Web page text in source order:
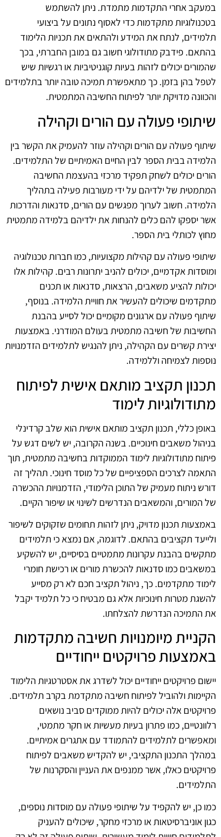
במעקב אחרי התקדמות מתמדת. ניתן להשתמש
בטכנולוגיות מתקדמות כדי לאסוף נתונים על ביצועי
תלמידים, לנתח את המידע ולהתאים את תכניות הלימוד
בהתאם. פידבק מתודולוגי חשוב גם במובן החברתי, בכך
שהמורים יכולים לזהות בעיות קוגניטיביות או רגשיות שיש
לטפל בהן בזמן. כך מתאפשרת תמיכה טובה יותר בתלמידים
והכוונה מדויקת יותר לפיתוח החשיבה המתמטית.
שיתופי פעולה עם הורים וקהילה
שיתוף פעולה עם הורים וקהילה עוזר להעמיק את הקשר בין
הלמידה בבית הספר לבין החיים האמיתיים של התלמידים.
הורים יכולים לשחק תפקיד מרכזי בהעצמת החשיבה
המתמטית של ילדיהם על ידי מעורבות פעילה בתהליך
הלמידה. חשוב לערוך מפגשים עם הורים, סדנאות והדרכות
אשר יספקו להם כלים להנחות את ילדיהם בלמידה מתמטית
מחוץ לכותלי בית הספר.
שיתופי פעולה עם קהילות מקצועיות, כמו חברות טכנולוגיה
ומוסדות אקדמיים, יכולים להניב יתרונות רבים. קהילות אלו
יכולות להציע משאבים, הרצאות, סדנאות או תכנים
מתקדמים שיכולים להעשיר את חוויית הלמידה. בנוסף,
שיתוף פעולה עם ארגונים מקומיים יכול לסייע בהבנת
החשיבות של חשיבה מתמטית בעולם המודרני. באמצעות
יצירת קשרים עם הקהילה, ניתן להנגיש לתלמידים הזדמנויות
נוספות לצמיחה וללמידה.
תכנון תקציב מותאם אישית לפיתוח
מתודולוגיות לימוד
באופן כללי, תכנון תקציב מותאם אישית הוא שלב קרדינלי
בניהול משאבים חינוכיים. בשנה הקרובה, יש לשים דגש על
פיתוח מתודולוגיות לימוד הממוקדות בחשיבה מתמטית, תוך
התאמה לצרכים הספציפיים של כל מוסד חינוכי. תהליך זה
דורש ניתוח מעמיק של התוכן הלימודי, הזדמנויות ההכשרה
של המורים, והמשאבים הנדרשים לשינוי או שיפור הקיים.
באמצעות תכנון מדויק, ניתן לזהות תחומים שזקוקים לשיפור
ולייעד תקציבים בהתאם. לדוגמה, אם נמצא כי תלמידים
מתקשים בהבנת עקרונות מתמטיים בסיסיים, יש להשקיע
במשאבים כמו סדנאות להכשרת מורים או רכישת חומרי
לימוד מתקדמים. כך, ניהול תקציב חכם לא רק מסייע
להשגת מטרות חינוכיות אלא גם מבטיח כי כל תלמיד יקבל
את התמיכה הנדרשת להצלחתו.
הקניית מיומנויות חשיבה מתקדמות
באמצעות פרויקטים ייחודיים
יישום פרויקטים ייחודיים יכול לשדרג את אסטרטגיות הלימוד
הקיימות ולהוביל לפיתוח חשיבה מתקדמת בקרב תלמידים.
פרויקטים אלה יכולים להיות ממוקדים סביב נושאים
רלוונטיים, כמו פתרון בעיות מעשיות או חקר מתמטי,
ומאפשרים לתלמידים להתמודד עם אתגרים אמיתיים.
במהלך התכנון התקציבי, יש להקדיש משאבים לפיתוח
פרויקטים כאלו, אשר ממנפים את העניין והסקרנות של
התלמידים.
כמו כן, יש להקפיד על שיתופי פעולה עם מוסדות נוספים,
כגון אוניברסיטאות או מרכזי מחקר, שיכולים להעניק